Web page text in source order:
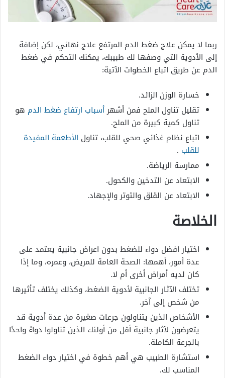
ربما لا يمكن علاج ضغط الدم المرتفع علاج نهائي، لكن إضافة
إلى الأدوية التي وصفها لك طبيبك، يمكنك التحكم في ضغط
الدم عن طريق اتباع الخطوات الآتية:
خسارة الوزن الزائد.
تقليل تناول الملح فمن أشهرأسباب ارتفاع ضغط الدم هو
تناول كمية كبيرة من الملح.
اتباع نظام غذائي صحي للقلب، تناول الأطعمة المفيدة
للقلب .
ممارسة الرياضة.
الابتعاد عن التدخين والكحول.
الابتعاد عن القلق والتوتر والإجهاد.
الخلاصة
اختيار افضل دواء للضغط بدون اعراض جانبية يعتمد على
عدة أمور، أهمها: الصحة العامة للمريض، وعمره، وما إذا
كان لديه أمراض أخرى أم لا.
تختلف الآثار الجانبية لأدوية الضغط، وكذلك يختلف تأثيرها
من شخص إلى آخر.
الأشخاص الذين يتناولون جرعات صغيرة من عدة أدوية قد
يتعرضون لآثار جانبية أقل من أولئك الذين تناولوا دواءً واحدًا
بالجرعة الكاملة.
استشارة الطبيب هي أهم خطوة في اختيار دواء الضغط
المناسب لك.